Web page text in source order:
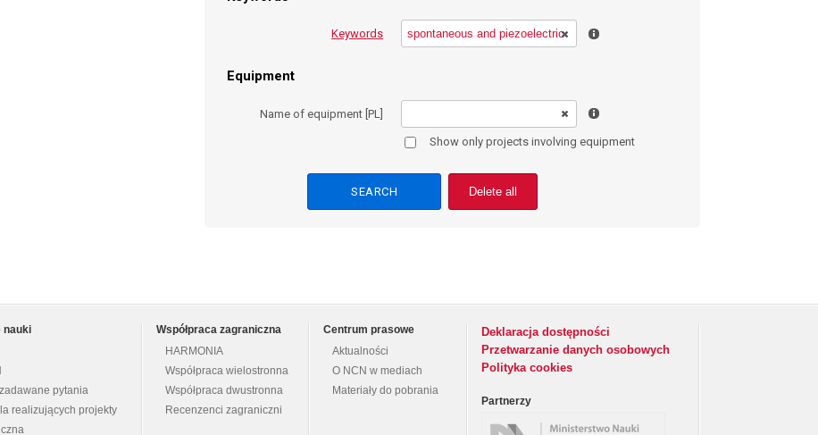
Keywords
Equipment
Name of equipment [PL]
Show only projects involving equipment
Delete all
nauki
pytania
realizujących projekty
Współpraca zagraniczna
HARMONIA
Współpraca wielostronna
Współpraca dwustronna
Recenzenci zagraniczni
Centrum prasowe
Aktualności
O NCN w mediach
Materiały do pobrania
Deklaracja dostępności
Przetwarzanie danych osobowych
Polityka cookies
Partnerzy